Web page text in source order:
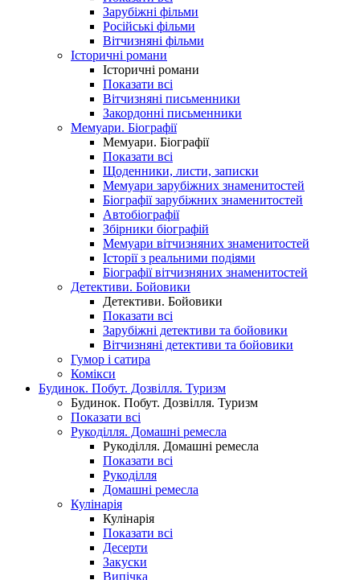
Зарубіжні фільми
Російські фільми
Вітчизняні фільми
Історичні романи
Історичні романи
Показати всі
Вітчизняні письменники
Закордонні письменники
Мемуари. Біографії
Мемуари. Біографії
Показати всі
Щоденники, листи, записки
Мемуари зарубіжних знаменитостей
Біографії зарубіжних знаменитостей
Автобіографії
Збірники біографій
Мемуари вітчизняних знаменитостей
Історії з реальними подіями
Біографії вітчизняних знаменитостей
Детективи. Бойовики
Детективи. Бойовики
Показати всі
Зарубіжні детективи та бойовики
Вітчизняні детективи та бойовики
Гумор і сатира
Комікси
Будинок. Побут. Дозвілля. Туризм
Будинок. Побут. Дозвілля. Туризм
Показати всі
Рукоділля. Домашні ремесла
Рукоділля. Домашні ремесла
Показати всі
Рукоділля
Домашні ремесла
Кулінарія
Кулінарія
Показати всі
Десерти
Закуски
Випічка